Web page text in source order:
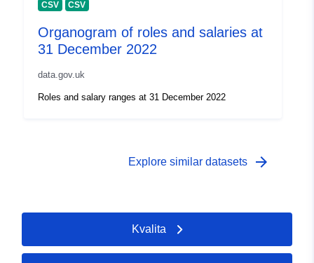
CSV CSV
Organogram of roles and salaries at
31 December 2022
data.gov.uk
Roles and salary ranges at 31 December 2022
Explore similar datasets arrow_forward
Kvalita